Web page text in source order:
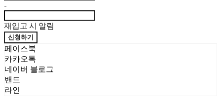
-
재입고 시 알림
신청하기
페이스북
카카오톡
네이버 블로그
밴드
라인